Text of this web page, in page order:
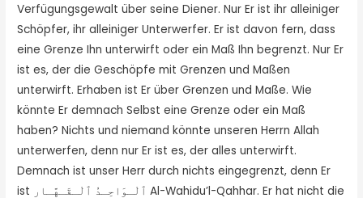
Verfügungsgewalt über seine Diener. Nur Er ist ihr alleiniger
Schöpfer, ihr alleiniger Unterwerfer. Er ist davon fern, dass
eine Grenze Ihn unterwirft oder ein Maß Ihn begrenzt. Nur Er
ist es, der die Geschöpfe mit Grenzen und Maßen
unterwirft. Erhaben ist Er über Grenzen und Maße. Wie
könnte Er demnach Selbst eine Grenze oder ein Maß
haben? Nichts und niemand könnte unseren Herrn Allah
unterwerfen, denn nur Er ist es, der alles unterwirft.
Demnach ist unser Herr durch nichts eingegrenzt, denn Er
ist ٱلْـوَاحِـدُ ٱلْـقَـهَّـار Al-Wahidu’l-Qahhar. Er hat nicht die